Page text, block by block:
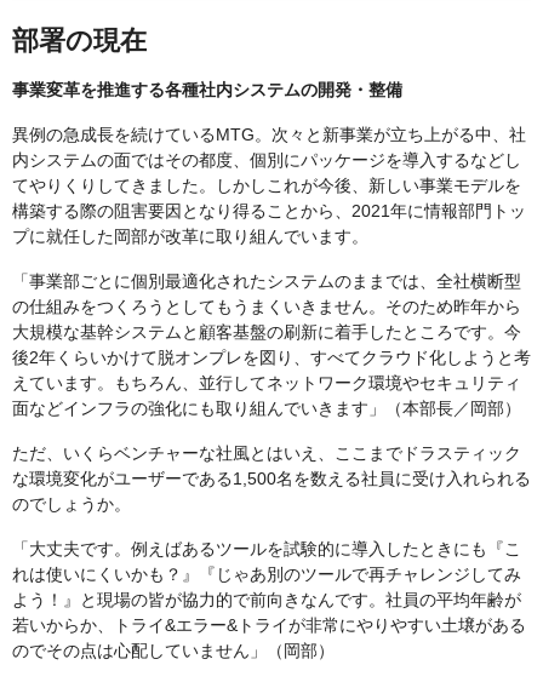
部署の現在
事業変革を推進する各種社内システムの開発・整備
異例の急成長を続けているMTG。次々と新事業が立ち上がる中、社
内システムの面ではその都度、個別にパッケージを導入するなどし
てやりくりしてきました。しかしこれが今後、新しい事業モデルを
構築する際の阻害要因となり得ることから、2021年に情報部門トッ
プに就任した岡部が改革に取り組んでいます。
「事業部ごとに個別最適化されたシステムのままでは、全社横断型
の仕組みをつくろうとしてもうまくいきません。そのため昨年から
大規模な基幹システムと顧客基盤の刷新に着手したところです。今
後2年くらいかけて脱オンプレを図り、すべてクラウド化しようと考
えています。もちろん、並行してネットワーク環境やセキュリティ
面などインフラの強化にも取り組んでいきます」（本部長／岡部）
ただ、いくらベンチャーな社風とはいえ、ここまでドラスティック
な環境変化がユーザーである1,500名を数える社員に受け入れられる
のでしょうか。
「大丈夫です。例えばあるツールを試験的に導入したときにも『こ
れは使いにくいかも？』『じゃあ別のツールで再チャレンジしてみ
よう！』と現場の皆が協力的で前向きなんです。社員の平均年齢が
若いからか、トライ&エラー&トライが非常にやりやすい土壌がある
のでその点は心配していません」（岡部）